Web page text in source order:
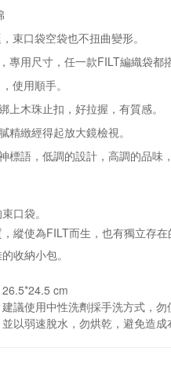
束口袋空袋也不扭曲變形。
專用尺寸，任一款FILT編織袋都
使用順手。
上木珠止扣，好拉握，有質感。
精緻經得起放大鏡檢視。
標語，低調的設計，高調的品味
口袋。
縱使為FILT而生，也有獨立存
收納小包。
26.5*24.5 cm
建議使用中性洗劑採手洗方式，
以弱速脫水，勿烘乾，避免造成